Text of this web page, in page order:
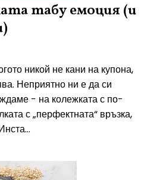
табу емоция (и
никой не кани на купона,
Неприятно ни е да си
- на колежката с по-
с „перфектната“ връзка,